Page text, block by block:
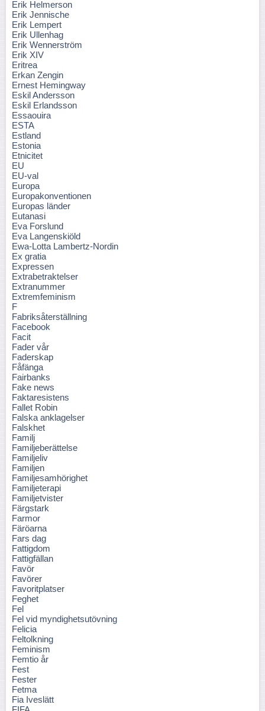
Erik Helmerson
Erik Jennische
Erik Lempert
Erik Ullenhag
Erik Wennerström
Erik XIV
Eritrea
Erkan Zengin
Ernest Hemingway
Eskil Andersson
Eskil Erlandsson
Essaouira
ESTA
Estland
Estonia
Etnicitet
EU
EU-val
Europa
Europakonventionen
Europas länder
Eutanasi
Eva Forslund
Eva Langenskiöld
Ewa-Lotta Lambertz-Nordin
Ex gratia
Expressen
Extrabetraktelser
Extranummer
Extremfeminism
F
Fabriksåterställning
Facebook
Facit
Fader vår
Faderskap
Fåfänga
Fairbanks
Fake news
Faktaresistens
Fallet Robin
Falska anklagelser
Falskhet
Familj
Familjeberättelse
Familjeliv
Familjen
Familjesamhörighet
Familjeterapi
Familjetvister
Färgstark
Farmor
Färöarna
Fars dag
Fattigdom
Fattigfällan
Favör
Favörer
Favoritplatser
Feghet
Fel
Fel vid myndighetsutövning
Felicia
Feltolkning
Feminism
Femtio år
Fest
Fester
Fetma
Fia Iveslätt